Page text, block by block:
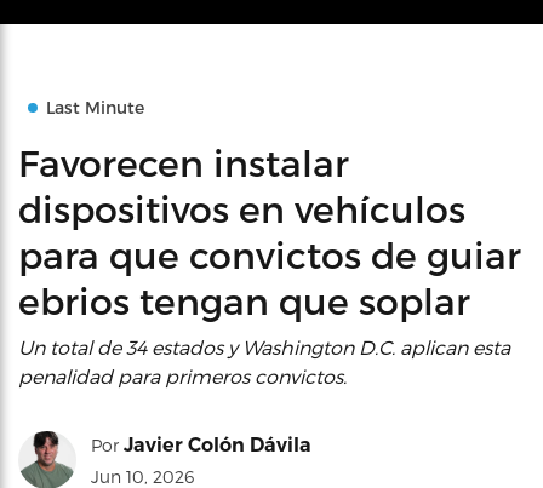
Last Minute
Favorecen instalar
dispositivos en vehículos
para que convictos de guiar
ebrios tengan que soplar
Un total de 34 estados y Washington D.C. aplican esta
penalidad para primeros convictos.
Por Javier Colón Dávila
Jun 10, 2026